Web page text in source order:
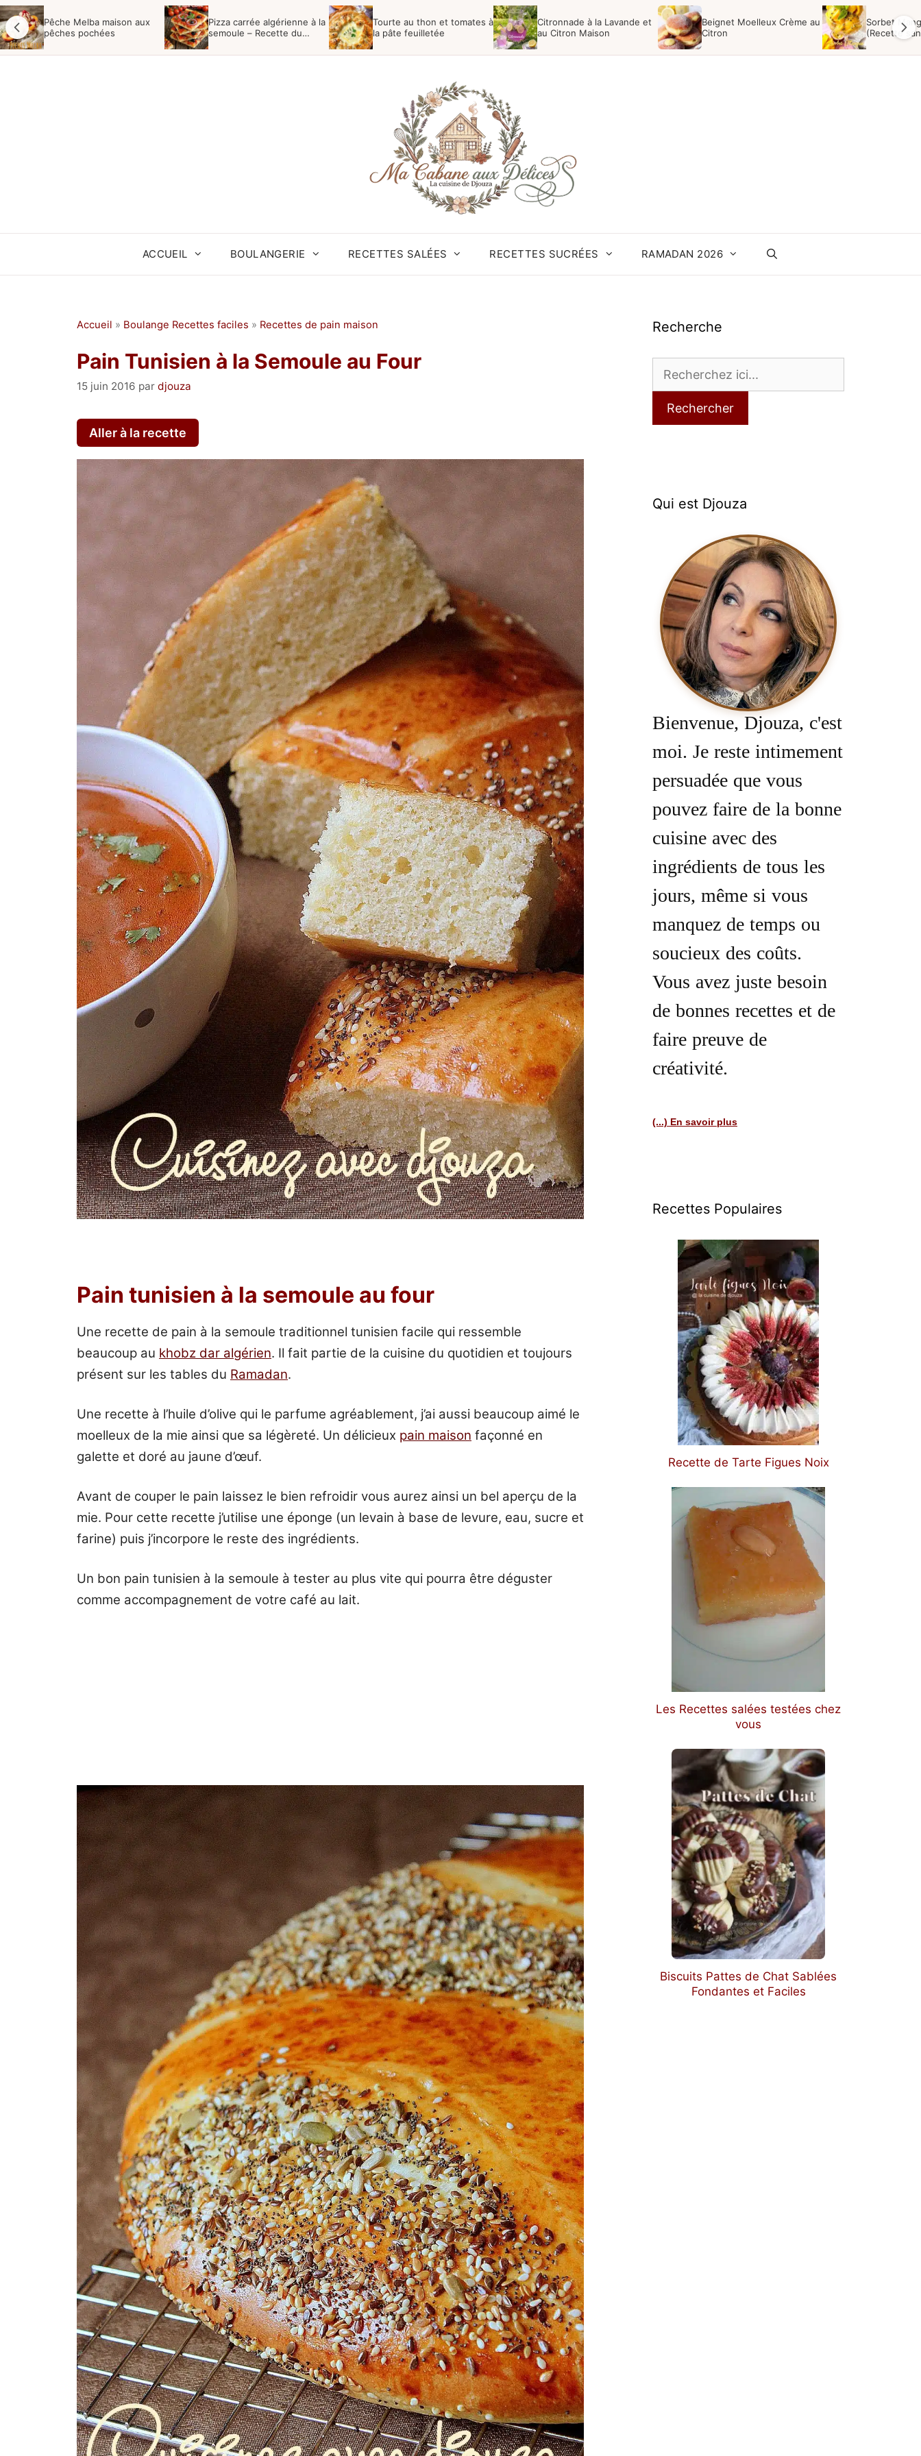
Aller
au
contenu
Pêche Melba maison aux
pêches pochées
Pizza carrée algérienne à la
semoule – Recette du
Tourte au thon et tomates à
la pâte feuilletée
Citronnade à la Lavande et
au Citron Maison
Beignet Moelleux Crème au
Citron
Sorbet
(Recette
ACCUEIL BOULANGERIE RECETTES SALÉES RECETTES SUCRÉES RAMADAN 2026
Accueil » Boulange Recettes faciles » Recettes de pain maison
Pain Tunisien à la Semoule au Four
15 juin 2016 par djouza
Aller à la recette
Pain tunisien à la semoule au four
Une recette de pain à la semoule traditionnel tunisien facile qui ressemble
beaucoup au khobz dar algérien. Il fait partie de la cuisine du quotidien et toujours
présent sur les tables du Ramadan.
Une recette à l’huile d’olive qui le parfume agréablement, j’ai aussi beaucoup aimé le
moelleux de la mie ainsi que sa légèreté. Un délicieux pain maison façonné en
galette et doré au jaune d’œuf.
Avant de couper le pain laissez le bien refroidir vous aurez ainsi un bel aperçu de la
mie. Pour cette recette j’utilise une éponge (un levain à base de levure, eau, sucre et
farine) puis j’incorpore le reste des ingrédients.
Un bon pain tunisien à la semoule à tester au plus vite qui pourra être déguster
comme accompagnement de votre café au lait.
Recherche
Rechercher
Qui est Djouza
Bienvenue, Djouza, c'est
moi. Je reste intimement
persuadée que vous
pouvez faire de la bonne
cuisine avec des
ingrédients de tous les
jours, même si vous
manquez de temps ou
soucieux des coûts.
Vous avez juste besoin
de bonnes recettes et de
faire preuve de
créativité.
(...) En savoir plus
Recettes Populaires
Recette de Tarte Figues Noix
Les Recettes salées testées chez
vous
Biscuits Pattes de Chat Sablées
Fondantes et Faciles